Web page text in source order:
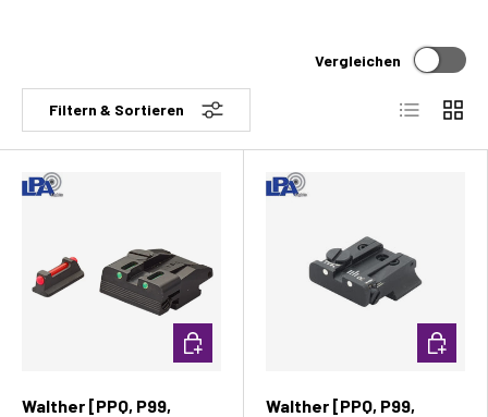
Filtern & Sortieren
Vergleichen
Liste
Walther [PPQ, P99,
In den Warenkorb
Walther [PPQ, P99,
In den